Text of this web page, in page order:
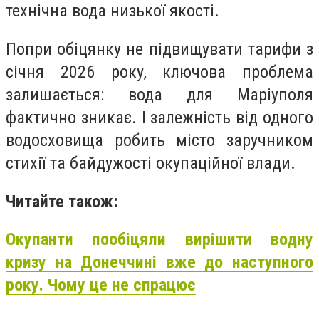
технічна вода низької якості.
Попри обіцянку не підвищувати тарифи з
січня 2026 року, ключова проблема
залишається: вода для Маріуполя
фактично зникає. І залежність від одного
водосховища робить місто заручником
стихії та байдужості окупаційної влади.
Читайте також:
Окупанти пообіцяли вирішити водну
кризу на Донеччині вже до наступного
року. Чому це не спрацює